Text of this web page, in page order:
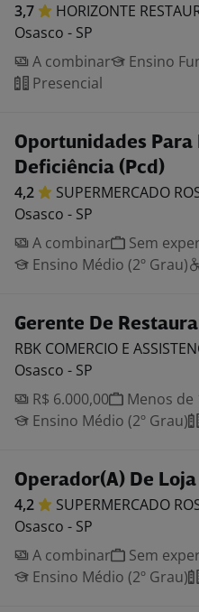
3,7 HORIZONTE
Osasco - SP
A combinar
Ensino
Presencial
Oportunidades Para
Deficiência (Pcd)
4,2 SUPERMERCADO
Osasco - SP
A combinar
Sem
Ensino Médio (2º Grau)
Gerente De
RBK COMERCIO E
Osasco - SP
R$ 6.000,00
Menos de
Ensino Médio (2º Grau)
Operador(A) De Loja
4,2 SUPERMERCADO
Osasco - SP
A combinar
Sem
Ensino Médio (2º Grau)